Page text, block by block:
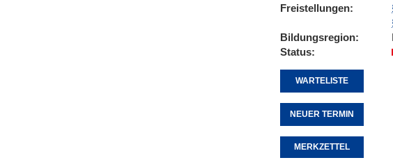
Freistellungen
Bildungsregion
Status
WARTELISTE
NEUER TERMIN
MERKZETTEL